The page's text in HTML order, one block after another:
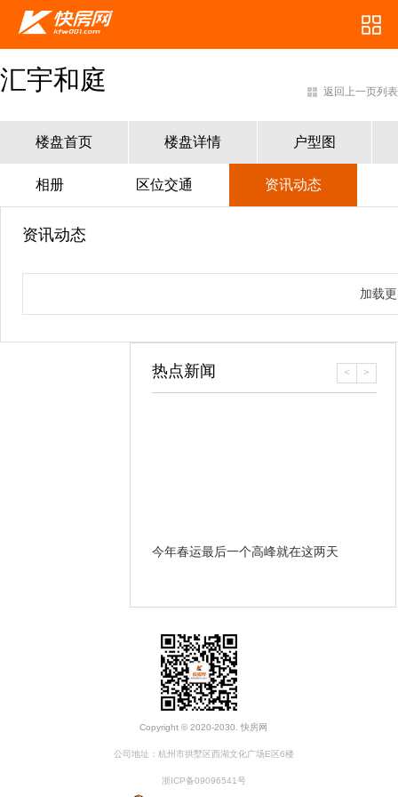
汇宇和庭 返回上一页列表
楼盘首页 楼盘详情 户型图
相册 区位交通 资讯动态
资讯动态
加载
热点新闻
今年春运最后一个高峰就在这两天
< >
Copyright © 2020-2030. 快房网
公司地址：杭州市拱墅区西湖文化广场E区6楼
浙ICP备09096541号